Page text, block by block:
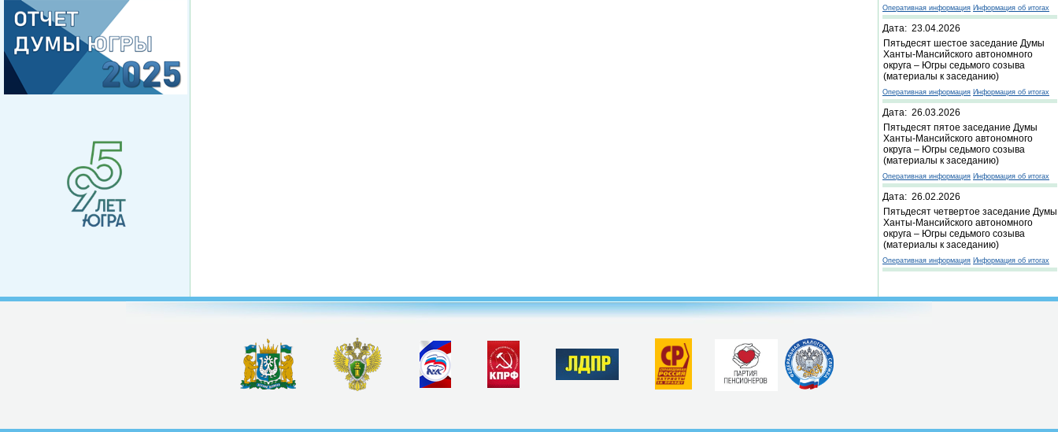
Оперативная информация Информация об итогах
Дата: 23.04.2026
Пятьдесят шестое заседание Думы
Ханты-Мансийского автономного
округа – Югры седьмого созыва
(материалы к заседанию)
Оперативная информация Информация об итогах
Дата: 26.03.2026
Пятьдесят пятое заседание Думы
Ханты-Мансийского автономного
округа – Югры седьмого созыва
(материалы к заседанию)
Оперативная информация Информация об итогах
Дата: 26.02.2026
Пятьдесят четвертое заседание Думы
Ханты-Мансийского автономного
округа – Югры седьмого созыва
(материалы к заседанию)
Оперативная информация Информация об итогах